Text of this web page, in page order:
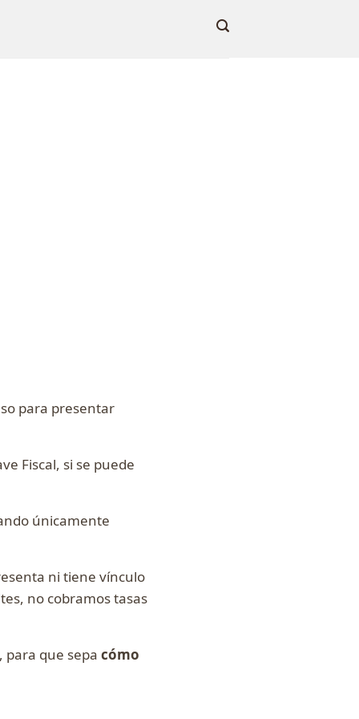
para presentar
Fiscal, si se puede
únicamente
ni tiene vínculo
no cobramos tasas
para que sepa cómo